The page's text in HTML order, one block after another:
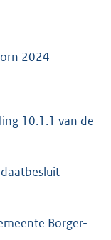
2024
10.1.1 van de
Borger-